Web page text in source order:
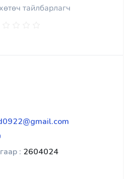
тайлбарлагч
: 2604024